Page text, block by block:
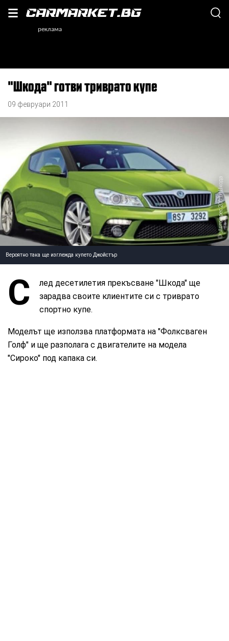
"Шкода" готви триврато купе
09 февруари 2011
, Автопрес 2001/Шкода
Вероятно така ще изглежда купето Джойстър
С
лед десетилетия прекъсване "Шкода" ще
зарадва своите клиентите си с триврато
спортно купе.
Моделът ще използва платформата на "Фолксваген
Голф" и ще разполага с двигателите на модела
"Сироко" под капака си.